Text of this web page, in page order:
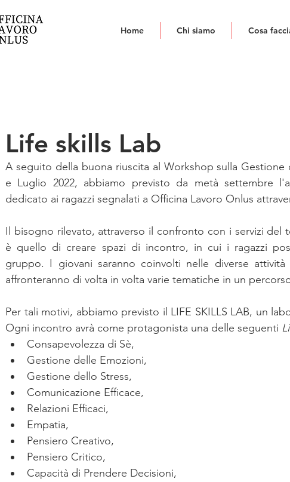
Home Chi siamo Cosa
Life skills Lab
A seguito della buona riuscita al Workshop sulla
e Luglio 2022, abbiamo previsto da metà settembre
dedicato ai ragazzi segnalati a Officina Lavoro Onlus
Il bisogno rilevato, attraverso il confronto con i servizi del
è quello di creare spazi di incontro, in cui i ragazzi
gruppo. I giovani saranno coinvolti nelle diverse
affronteranno di volta in volta varie tematiche in un
Per tali motivi, abbiamo previsto il LIFE SKILLS LAB, un
Ogni incontro avrà come protagonista una delle seguenti
Consapevolezza di Sè,
Gestione delle Emozioni,
Gestione dello Stress,
Comunicazione Efficace,
Relazioni Efficaci,
Empatia,
Pensiero Creativo,
Pensiero Critico,
Capacità di Prendere Decisioni,